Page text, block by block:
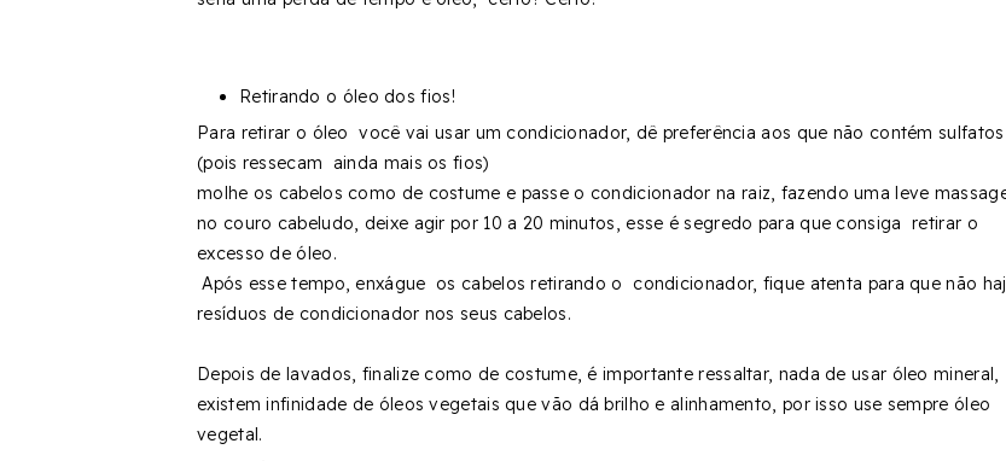
Retirando o óleo dos fios!
Para retirar o óleo você vai usar um condicionador, dê preferência aos que não contém sulfatos
(pois ressecam ainda mais os fios)
molhe os cabelos como de costume e passe o condicionador na raiz, fazendo uma leve
no couro cabeludo, deixe agir por 10 a 20 minutos, esse é segredo para que consiga retirar o
excesso de óleo.
Após esse tempo, enxágue os cabelos retirando o condicionador, fique atenta para que não
resíduos de condicionador nos seus cabelos.
Depois de lavados, finalize como de costume, é importante ressaltar, nada de usar óleo mineral,
existem infinidade de óleos vegetais que vão dá brilho e alinhamento, por isso use sempre óleo
vegetal.